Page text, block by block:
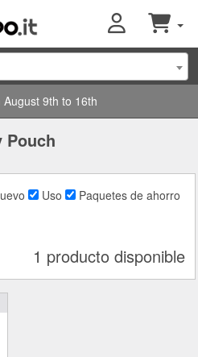
9th to 16th
Pouch
Uso
Paquetes de ahorro
1 producto disponible